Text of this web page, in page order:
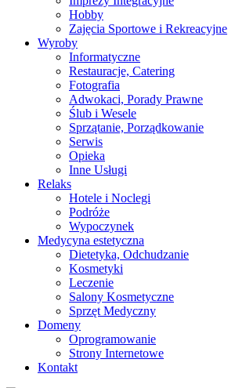
Hobby
Zajęcia Sportowe i Rekreacyjne
Wyroby
Informatyczne
Restauracje, Catering
Fotografia
Adwokaci, Porady Prawne
Ślub i Wesele
Sprzątanie, Porządkowanie
Serwis
Opieka
Inne Usługi
Relaks
Hotele i Noclegi
Podróże
Wypoczynek
Medycyna estetyczna
Dietetyka, Odchudzanie
Kosmetyki
Leczenie
Salony Kosmetyczne
Sprzęt Medyczny
Domeny
Oprogramowanie
Strony Internetowe
Kontakt